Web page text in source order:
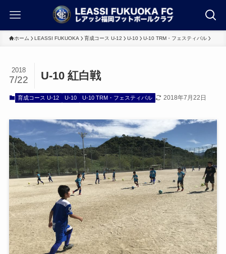
ホーム LEASSI FUKUOKA 育成コース U-12 U-10 U-10 TRM・フェスティバル
U-10 紅白戦
2018
7/22
育成コース U-12 U-10 U-10 TRM・フェスティバル 2018年7月22日